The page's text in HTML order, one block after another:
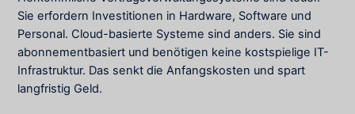
Sie erfordern Investitionen in Hardware, Software und
Personal. Cloud-basierte Systeme sind anders. Sie sind
abonnementbasiert und benötigen keine kostspielige IT-
Infrastruktur. Das senkt die Anfangskosten und spart
langfristig Geld.